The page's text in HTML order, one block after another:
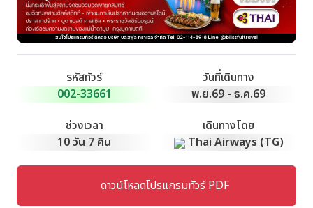
รหัสทัวร์
002-33661
วันที่เดินทาง
พ.ย.69 - ธ.ค.69
ช่วงเวลา
10 วัน 7 คืน
เดินทางโดย
Thai Airways (TG)
ดาวน์โหลดโปรแกรมทัวร์ PDF